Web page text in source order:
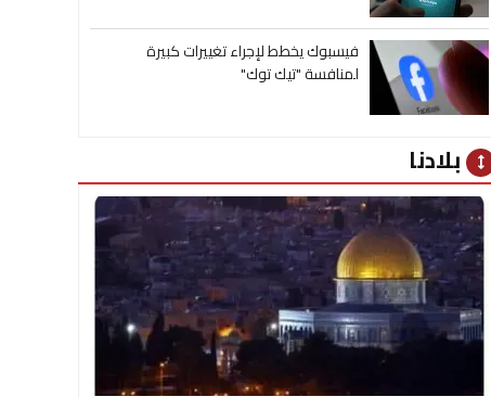
فيسبوك يخطط لإجراء تغييرات كبيرة
لمنافسة "تيك توك"
height بلادنا